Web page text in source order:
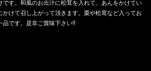
です。和風のお出汁に松茸を入れて、あんをかけてい
かけて召し上がって頂きます。栗や松茸など入ってお
品です。是非ご賞味下さい!!